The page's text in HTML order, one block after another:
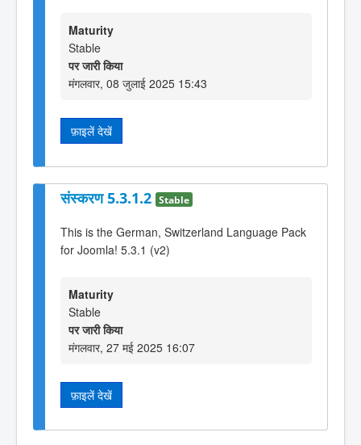
Maturity
Stable
पर जारी किया
मंगलवार, 08 जुलाई 2025 15:43
फ़ाइलें देखें
संस्करण 5.3.1.2 Stable
This is the German, Switzerland Language Pack
for Joomla! 5.3.1 (v2)
Maturity
Stable
पर जारी किया
मंगलवार, 27 मई 2025 16:07
फ़ाइलें देखें